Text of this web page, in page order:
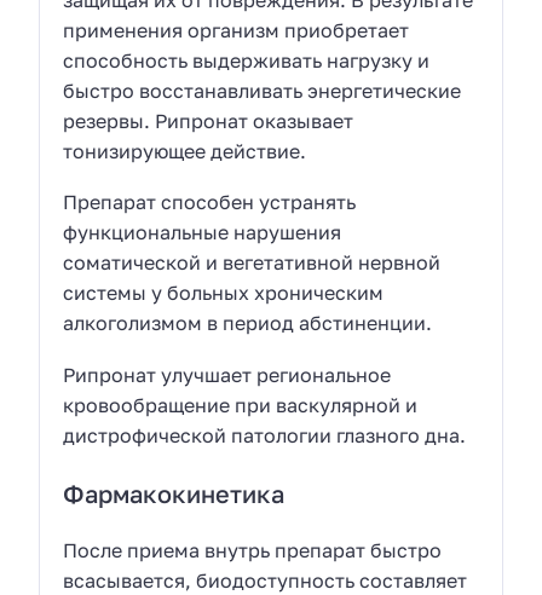
применения организм приобретает
способность выдерживать нагрузку и
быстро восстанавливать энергетические
резервы. Рипронат оказывает
тонизирующее действие.
Препарат способен устранять
функциональные нарушения
соматической и вегетативной нервной
системы у больных хроническим
алкоголизмом в период абстиненции.
Рипронат улучшает региональное
кровообращение при васкулярной и
дистрофической патологии глазного дна.
Фармакокинетика
После приема внутрь препарат быстро
всасывается, биодоступность составляет